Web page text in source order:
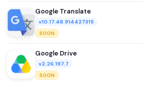
Google Translate
v10.17.48.914427315
SOON
Google Drive
v2.26.197.7
SOON